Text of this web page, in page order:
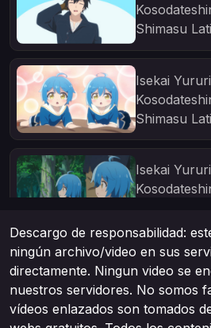
Shimasu
Isekai
Shimasu
Isekai
Isekai
Shimasu
Descargo de responsabilidad:
ningún archivo/video en sus
directamente. Ningun video se
nuestros servidores. No somos
vídeos enlazados son tomados